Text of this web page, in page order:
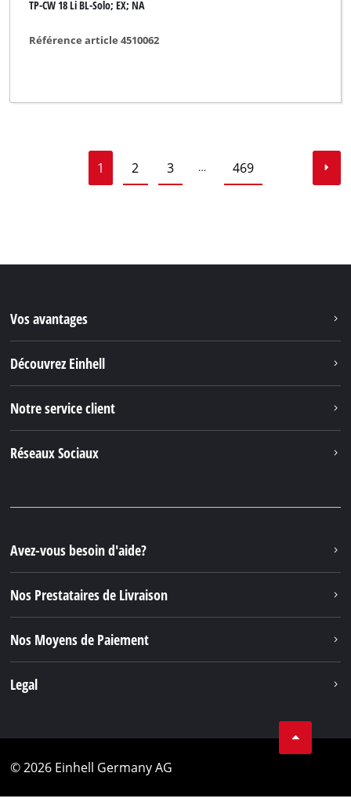
TP-CW 18 Li BL-Solo; EX; NA
Référence article 4510062
1 2 3 … 469
Vos avantages
Découvrez Einhell
Notre service client
Réseaux Sociaux
Avez-vous besoin d'aide?
Nos Prestataires de Livraison
Nos Moyens de Paiement
Legal
© 2026 Einhell Germany AG